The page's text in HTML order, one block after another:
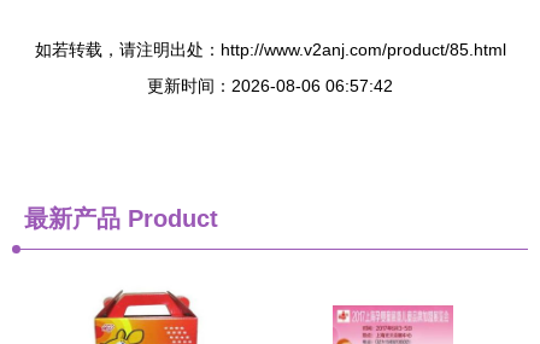
如若转载，请注明出处：http://www.v2anj.com/product/85.html
更新时间：2026-08-06 06:57:42
最新产品 Product